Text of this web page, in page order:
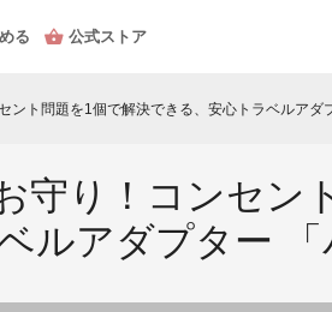
る 公式ストア
ント問題を1個で解決できる、安心トラベルアダ
守り！コンセン
ルアダプター 「